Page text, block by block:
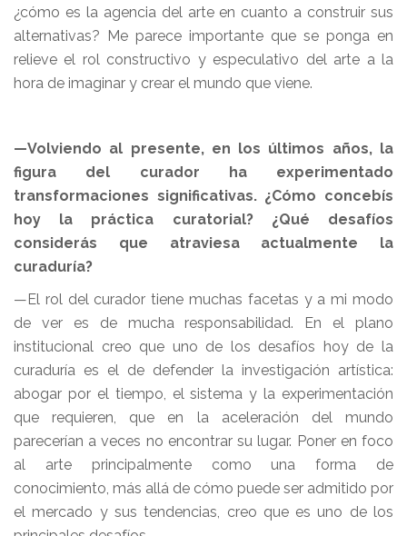
¿cómo es la agencia del arte en cuanto a construir sus
alternativas? Me parece importante que se ponga en
relieve el rol constructivo y especulativo del arte a la
hora de imaginar y crear el mundo que viene.
—Volviendo al presente, en los últimos años, la
figura del curador ha experimentado
transformaciones significativas. ¿Cómo concebís
hoy la práctica curatorial? ¿Qué desafíos
considerás que atraviesa actualmente la
curaduría?
—El rol del curador tiene muchas facetas y a mi modo
de ver es de mucha responsabilidad. En el plano
institucional creo que uno de los desafíos hoy de la
curaduría es el de defender la investigación artística:
abogar por el tiempo, el sistema y la experimentación
que requieren, que en la aceleración del mundo
parecerían a veces no encontrar su lugar. Poner en foco
al arte principalmente como una forma de
conocimiento, más allá de cómo puede ser admitido por
el mercado y sus tendencias, creo que es uno de los